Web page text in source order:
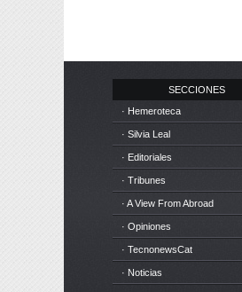
SECCIONES
· Hemeroteca
· Silvia Leal
· Editoriales
· Tribunes
· A View From Abroad
· Opiniones
· TecnonewsCat
· Noticias